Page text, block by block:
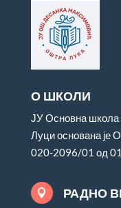
О ШКОЛИ
ЈУ Основна школа
Луци основана је
020-2096/01 од
 РАДНО